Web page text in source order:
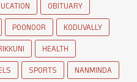
OBITUARY
POONOOR
KODUVALLY
HEALTH
SPORTS
NANMINDA